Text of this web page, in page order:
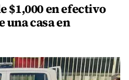
$1,000 en efectivo
casa en